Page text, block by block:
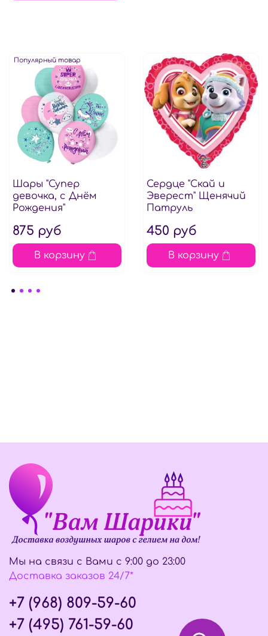
Популярный товар
Шары "Супер
девочка, с Днём
Рождения"
875 руб
В корзину
Сердце "Скай и
Эверест" Щенячий
Патруль
450 руб
В корзину
Мы на связи с Вами с 9:00 до 23:00
Доставка заказов 24/7*
+7 (968) 809-59-60
+7 (495) 761-59-60